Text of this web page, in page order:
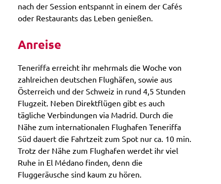
nach der Session entspannt in einem der Cafés
oder Restaurants das Leben genießen.
Anreise
Teneriffa erreicht ihr mehrmals die Woche von
zahlreichen deutschen Flughäfen, sowie aus
Österreich und der Schweiz in rund 4,5 Stunden
Flugzeit. Neben Direktflügen gibt es auch
tägliche Verbindungen via Madrid. Durch die
Nähe zum internationalen Flughafen Teneriffa
Süd dauert die Fahrtzeit zum Spot nur ca. 10 min.
Trotz der Nähe zum Flughafen werdet ihr viel
Ruhe in El Médano finden, denn die
Fluggeräusche sind kaum zu hören.